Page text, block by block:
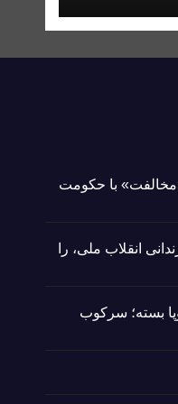
«مخالفت» با حکومت
انقلاب ملی، را
بسته؛ سرکوب